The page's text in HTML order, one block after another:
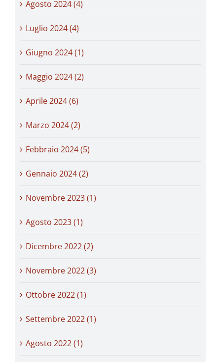
Agosto 2024 (4)
Luglio 2024 (4)
Giugno 2024 (1)
Maggio 2024 (2)
Aprile 2024 (6)
Marzo 2024 (2)
Febbraio 2024 (5)
Gennaio 2024 (2)
Novembre 2023 (1)
Agosto 2023 (1)
Dicembre 2022 (2)
Novembre 2022 (3)
Ottobre 2022 (1)
Settembre 2022 (1)
Agosto 2022 (1)